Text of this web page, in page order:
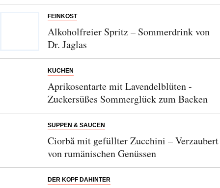
FEINKOST
Alkoholfreier Spritz – Sommerdrink von
Dr. Jaglas
KUCHEN
Aprikosentarte mit Lavendelblüten -
Zuckersüßes Sommerglück zum Backen
SUPPEN & SAUCEN
Ciorbă mit gefüllter Zucchini – Verzaubert
von rumänischen Genüssen
DER KOPF DAHINTER